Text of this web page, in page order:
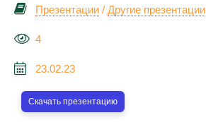
Презентации / Другие презентации
4
23.02.23
Скачать презентацию